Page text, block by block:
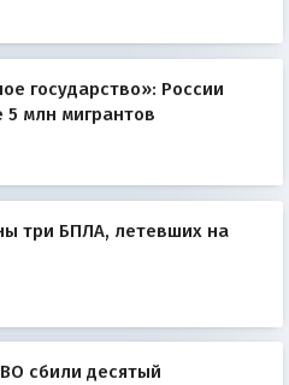
государство»: России
млн мигрантов
три БПЛА, летевших на
сбили десятый